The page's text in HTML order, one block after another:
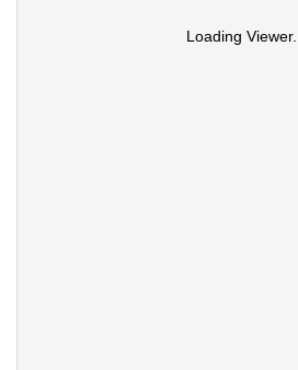
Loading Viewer...